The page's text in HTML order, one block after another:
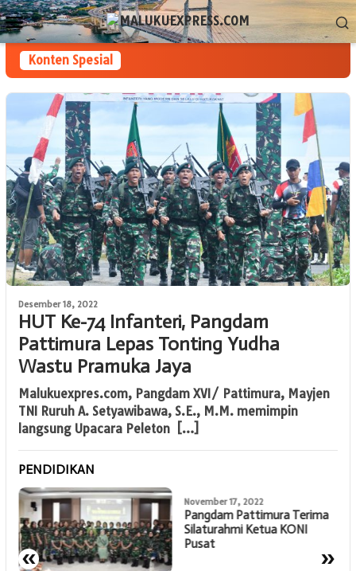
Loncat
ke
konten
Menu
Mobile
Konten Spesial
Desember 18, 2022
HUT Ke-74 Infanteri, Pangdam
Pattimura Lepas Tonting Yudha
Wastu Pramuka Jaya
Malukuexpres.com, Pangdam XVI/ Pattimura, Mayjen
TNI Ruruh A. Setyawibawa, S.E., M.M. memimpin
langsung Upacara Peleton […]
PENDIDIKAN
« »
November 17, 2022
Pangdam Pattimura Terima
Silaturahmi Ketua KONI
Pusat